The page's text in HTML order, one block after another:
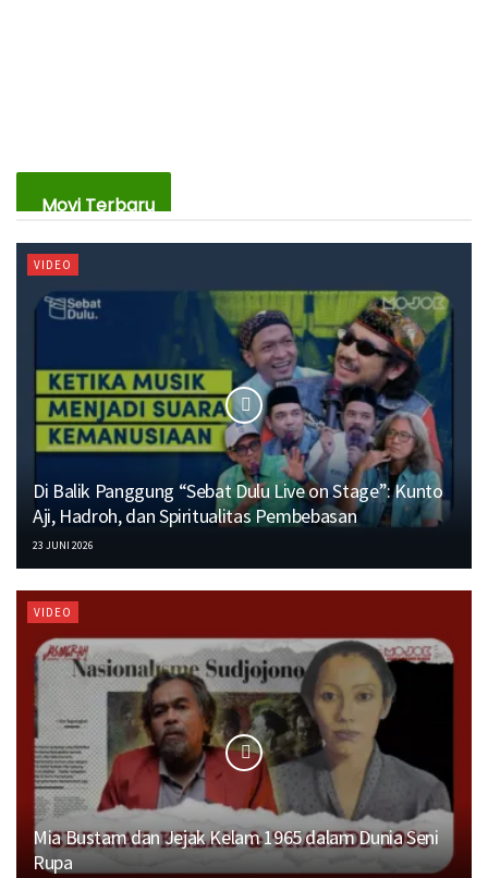
Movi Terbaru
VIDEO
Di Balik Panggung “Sebat Dulu Live on Stage”: Kunto
Aji, Hadroh, dan Spiritualitas Pembebasan
23 JUNI 2026
VIDEO
Mia Bustam dan Jejak Kelam 1965 dalam Dunia Seni
Rupa